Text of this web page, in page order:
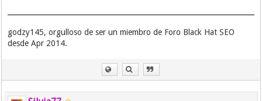
godzy145, orgulloso de ser un miembro de Foro Black Hat SEO
desde Apr 2014.